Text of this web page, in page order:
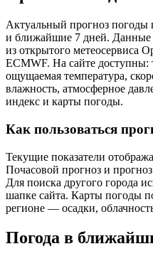
Актуальный прогноз погоды
и ближайшие 7 дней. Данные
из открытого метеосервиса
ECMWF. На сайте доступны:
ощущаемая температура,
влажность, атмосферное
индекс и карты погоды.
Как пользоваться
Текущие показатели
Почасовой прогноз и
Для поиска другого города
шапке сайта. Карты погоды
регионе — осадки,
Погода в